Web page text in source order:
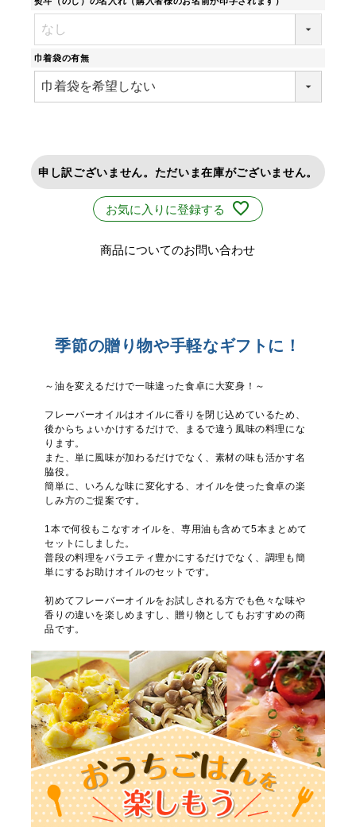
巾着袋の有無
申し訳ございません。ただいま在庫がございません。
お気に入りに登録する
商品についてのお問い合わせ
季節の贈り物や手軽なギフトに！
～油を変えるだけで一味違った食卓に大変身！～
フレーバーオイルはオイルに香りを閉じ込めているため、
後からちょいかけするだけで、まるで違う風味の料理にな
ります。
また、単に風味が加わるだけでなく、素材の味も活かす名
脇役。
簡単に、いろんな味に変化する、オイルを使った食卓の楽
しみ方のご提案です。
1本で何役もこなすオイルを、専用油も含めて5本まとめて
セットにしました。
普段の料理をバラエティ豊かにするだけでなく、調理も簡
単にするお助けオイルのセットです。
初めてフレーバーオイルをお試しされる方でも色々な味や
香りの違いを楽しめますし、贈り物としてもおすすめの商
品です。